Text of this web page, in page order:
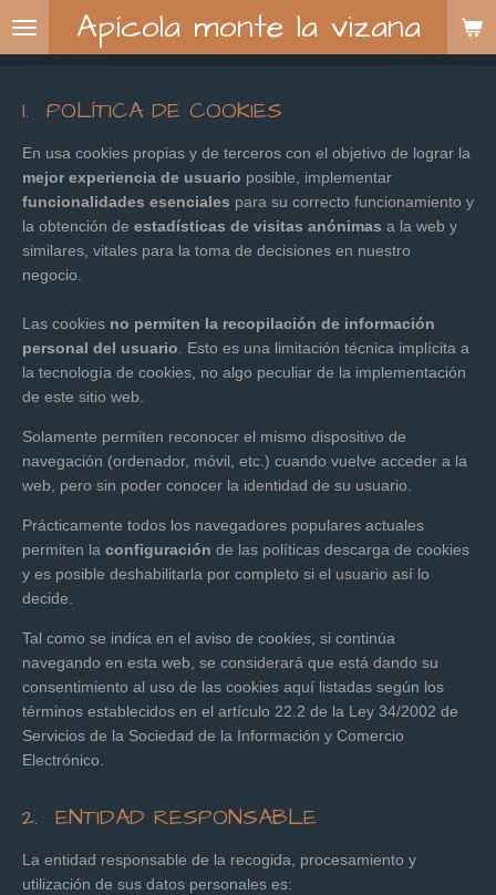
Ir
Apícola monte la vizana
1. POLÍTICA DE COOKIES
En usa cookies propias y de terceros con el objetivo de lograr la
mejor experiencia de usuario posible, implementar
funcionalidades esenciales para su correcto funcionamiento y
la obtención de estadísticas de visitas anónimas a la web y
similares, vitales para la toma de decisiones en nuestro
negocio.
Las cookies no permiten la recopilación de información
personal del usuario . Esto es una limitación técnica implícita a
la tecnología de cookies, no algo peculiar de la implementación
de este sitio web.
Solamente permiten reconocer el mismo dispositivo de
navegación (ordenador, móvil, etc.) cuando vuelve acceder a la
web, pero sin poder conocer la identidad de su usuario.
Prácticamente todos los navegadores populares actuales
permiten la configuración de las políticas descarga de cookies
y es posible deshabilitarla por completo si el usuario así lo
decide.
Tal como se indica en el aviso de cookies, si continúa
navegando en esta web, se considerará que está dando su
consentimiento al uso de las cookies aquí listadas según los
términos establecidos en el artículo 22.2 de la Ley 34/2002 de
Servicios de la Sociedad de la Información y Comercio
Electrónico.
2. ENTIDAD RESPONSABLE
La entidad responsable de la recogida, procesamiento y
utilización de sus datos personales es: